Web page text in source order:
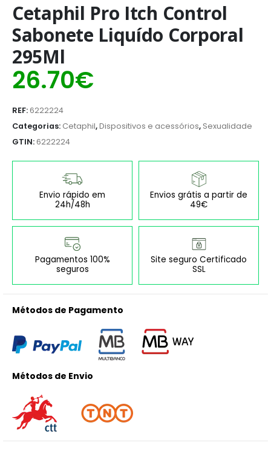
Cetaphil Pro Itch Control
Sabonete Liquído Corporal
295Ml
26.70€
REF:6222224
Categorias: Cetaphil,Dispositivos e acessórios, Sexualidade
GTIN:6222224
Envio rápido em
24h/48h
Envios grátis a partir de
49€
Pagamentos 100%
seguros
Site seguro Certificado
SSL
Métodos de Pagamento
Métodos de Envio